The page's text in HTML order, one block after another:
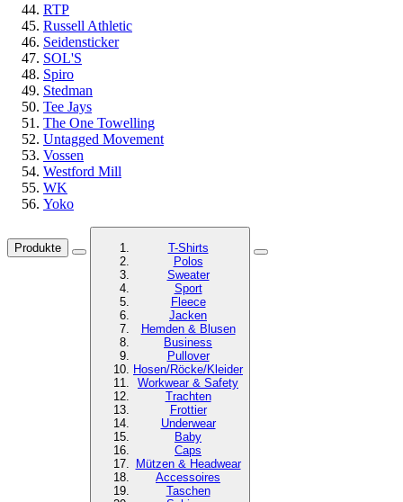
RTP
Russell Athletic
Seidensticker
SOL'S
Spiro
Stedman
Tee Jays
The One Towelling
Untagged Movement
Vossen
Westford Mill
WK
Yoko
Produkte
T-Shirts
Polos
Sweater
Sport
Fleece
Jacken
Hemden & Blusen
Business
Pullover
Hosen/Röcke/Kleider
Workwear & Safety
Trachten
Frottier
Underwear
Baby
Caps
Mützen & Headwear
Accessoires
Taschen